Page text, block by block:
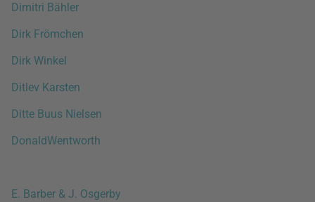
Dimitri Bähler
Dirk Frömchen
Dirk Winkel
Ditlev Karsten
Ditte Buus Nielsen
DonaldWentworth
E. Barber & J. Osgerby